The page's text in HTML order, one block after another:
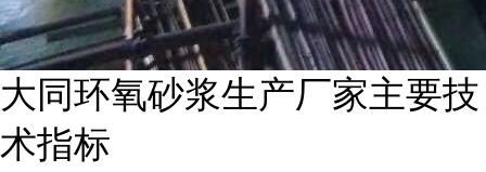
大同环氧砂浆生产厂家主要技
术指标